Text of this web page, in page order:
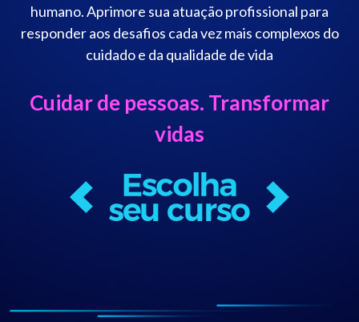
humano. Aprimore sua atuação profissional para
responder aos desafios cada vez mais complexos do
cuidado e da qualidade de vida
Cuidar de pessoas. Transformar
vidas